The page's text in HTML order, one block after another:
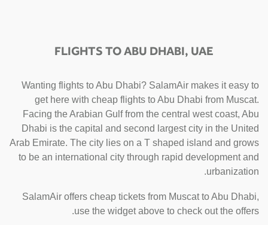
FLIGHTS TO ABU DHABI, UAE
Wanting flights to Abu Dhabi? SalamAir makes it easy to
get here with cheap flights to Abu Dhabi from Muscat.
Facing the Arabian Gulf from the central west coast, Abu
Dhabi is the capital and second largest city in the United
Arab Emirate. The city lies on a T shaped island and grows
to be an international city through rapid development and
urbanization.
SalamAir offers cheap tickets from Muscat to Abu Dhabi,
use the widget above to check out the offers.